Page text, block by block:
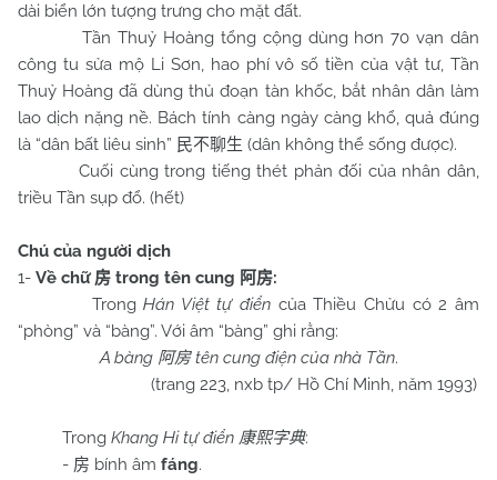
dài biển lớn tượng trưng cho mặt đất.
Tần Thuỷ Hoàng tổng cộng dùng hơn 70 vạn dân
công tu sửa mộ Li Sơn, hao phí vô số tiền của vật tư, Tần
Thuỷ Hoàng đã dùng thủ đoạn tàn khốc, bắt nhân dân làm
lao dịch nặng nề. Bách tính càng ngày càng khổ, quả đúng
là “dân bất liêu sinh” 民不聊生 (dân không thể sống được).
Cuối cùng trong tiếng thét phản đối của nhân dân,
triều Tần sụp đổ. (hết)
Chú của người dịch
1- Về chữ 房 trong tên cung 阿房:
TrongHán Việt tự điển của Thiều Chửu có 2 âm
“phòng” và “bàng”. Với âm “bàng” ghi rằng:
A bàng 阿房tên cung điện của nhà Tần.
(trang 223, nxb tp/ Hồ Chí Minh, năm 1993)
Trong Khang Hi tự điển 康熙字典:
- 房 bính âm fáng.